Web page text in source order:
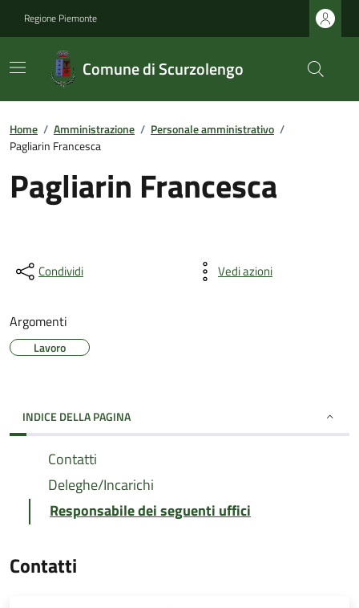
Regione Piemonte
Comune di Scurzolengo
Home / Amministrazione / Personale amministrativo /
Pagliarin Francesca
Pagliarin Francesca
Condividi Vedi azioni
Argomenti
Lavoro
INDICE DELLA PAGINA
Contatti
Deleghe/Incarichi
Responsabile dei seguenti uffici
Contatti